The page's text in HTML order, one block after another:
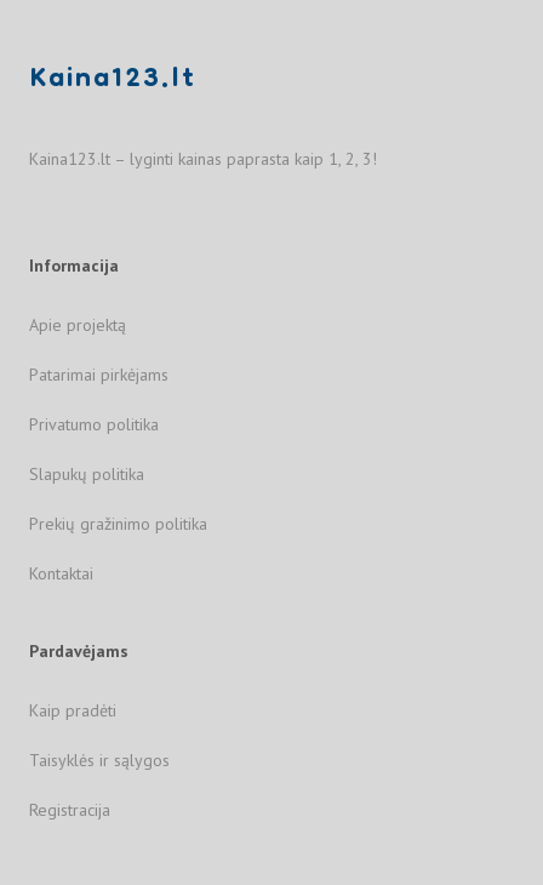
Kaina123.lt
Kaina123.lt – lyginti kainas paprasta kaip 1, 2, 3!
Informacija
Apie projektą
Patarimai pirkėjams
Privatumo politika
Slapukų politika
Prekių gražinimo politika
Kontaktai
Pardavėjams
Kaip pradėti
Taisyklės ir sąlygos
Registracija